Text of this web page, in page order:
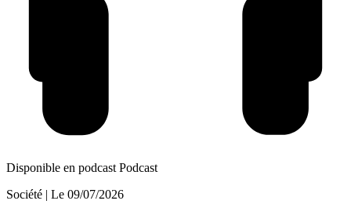
Disponible en podcast Podcast
Société | Le 09/07/2026